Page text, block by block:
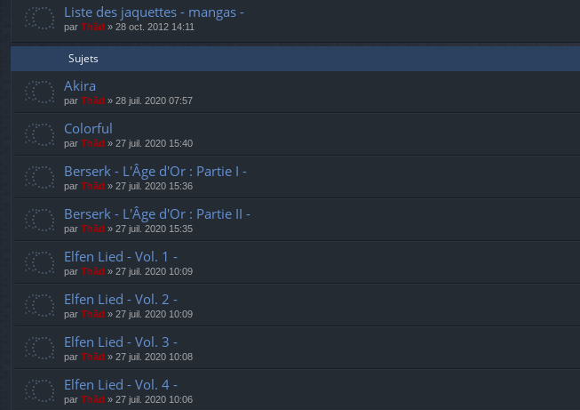
Liste des jaquettes - mangas -
par Thãd » 28 oct. 2012 14:11
Sujets
Akira
par Thãd » 28 juil. 2020 07:57
Colorful
par Thãd » 27 juil. 2020 15:40
Berserk - L'Âge d'Or : Partie I -
par Thãd » 27 juil. 2020 15:36
Berserk - L'Âge d'Or : Partie II -
par Thãd » 27 juil. 2020 15:35
Elfen Lied - Vol. 1 -
par Thãd » 27 juil. 2020 10:09
Elfen Lied - Vol. 2 -
par Thãd » 27 juil. 2020 10:09
Elfen Lied - Vol. 3 -
par Thãd » 27 juil. 2020 10:08
Elfen Lied - Vol. 4 -
par Thãd » 27 juil. 2020 10:06